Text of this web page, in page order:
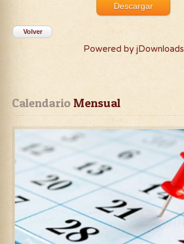
Descargar
Volver
Powered by jDownloads
Calendario Mensual